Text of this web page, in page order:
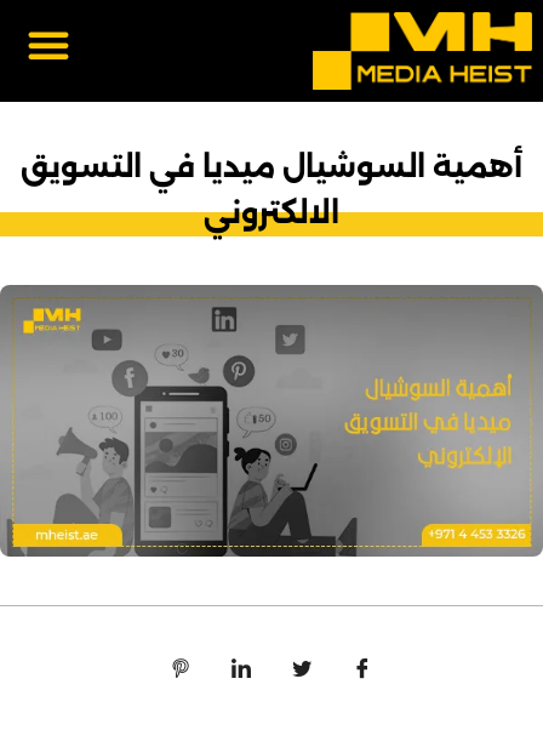
أهمية السوشيال ميديا في التسويق
الالكتروني